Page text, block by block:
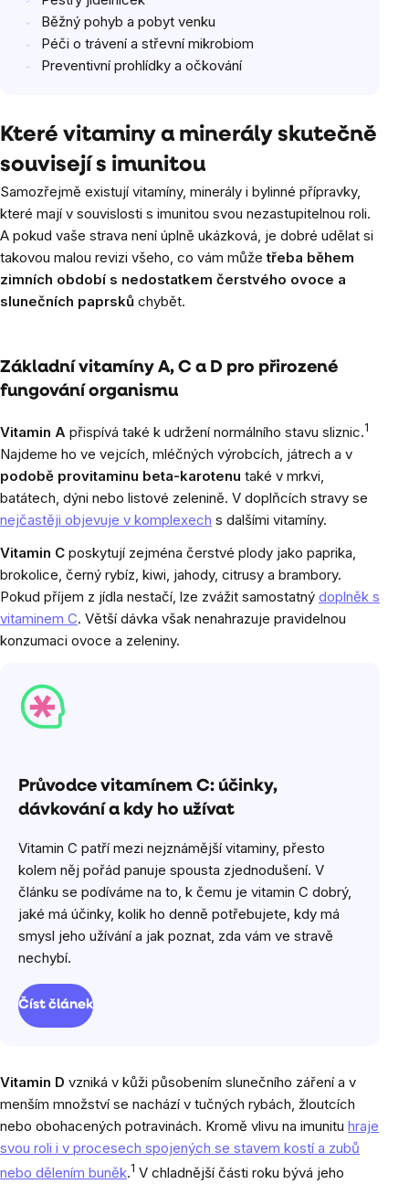
Běžný pohyb a pobyt venku
Péči o trávení a střevní mikrobiom
Preventivní prohlídky a očkování
Které vitaminy a minerály skutečně
souvisejí s imunitou
Samozřejmě existují vitamíny, minerály i bylinné přípravky,
které mají v souvislosti s imunitou svou nezastupitelnou roli.
A pokud vaše strava není úplně ukázková, je dobré udělat si
takovou malou revizi všeho, co vám může třeba během
zimních období s nedostatkem čerstvého ovoce a
slunečních paprsků chybět.
Základní vitamíny A, C a D pro přirozené
fungování organismu
Vitamin A přispívá také k udržení normálního stavu sliznic.1
Najdeme ho ve vejcích, mléčných výrobcích, játrech a v
podobě provitaminu beta-karotenu také v mrkvi,
batátech, dýni nebo listové zelenině. V doplňcích stravy se
nejčastěji objevuje v komplexech s dalšími vitamíny.
Vitamin C poskytují zejména čerstvé plody jako paprika,
brokolice, černý rybíz, kiwi, jahody, citrusy a brambory.
Pokud příjem z jídla nestačí, lze zvážit samostatný doplněk s
vitaminem C. Větší dávka však nenahrazuje pravidelnou
konzumaci ovoce a zeleniny.
Průvodce vitamínem C: účinky,
dávkování a kdy ho užívat
Vitamin C patří mezi nejznámější vitaminy, přesto
kolem něj pořád panuje spousta zjednodušení. V
článku se podíváme na to, k čemu je vitamin C dobrý,
jaké má účinky, kolik ho denně potřebujete, kdy má
smysl jeho užívání a jak poznat, zda vám ve stravě
nechybí.
Číst článek
Vitamin D vzniká v kůži působením slunečního záření a v
menším množství se nachází v tučných rybách, žloutcích
nebo obohacených potravinách. Kromě vlivu na imunitu hraje
svou roli i v procesech spojených se stavem kostí a zubů
nebo dělením buněk.1 V chladnější části roku bývá jeho